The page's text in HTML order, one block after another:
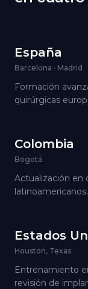
España
Barcelona · Madrid
Formación
quirúrgicas
Colombia
Bogotá
Actualización en
latinoamericanos.
Estados
Houston, Texas
Entrenamiento
revisión de